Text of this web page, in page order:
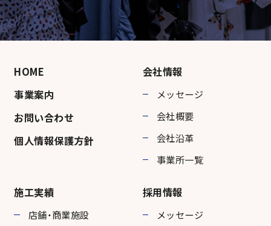
HOME
事業案内
お問い合わせ
個人情報保護方針
会社情報
メッセージ
会社概要
会社沿革
事業所一覧
施工実績
店舗・商業施設
採用情報
メッセージ